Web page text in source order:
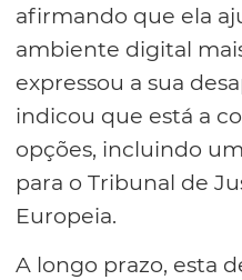
afirmando que ela
ambiente digital
expressou a sua
indicou que está a
opções, incluindo
para o Tribunal de
Europeia.
A longo prazo, esta